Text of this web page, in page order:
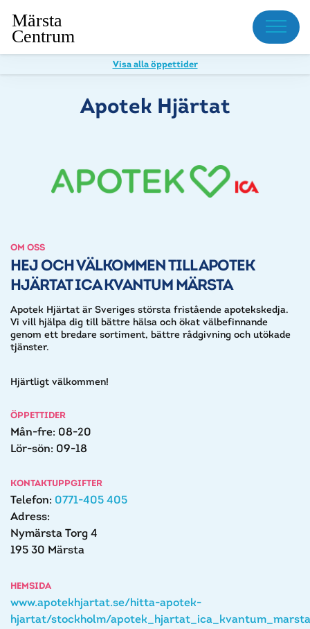
Meny
Visa alla öppettider
Apotek Hjärtat
OM OSS
HEJ OCH VÄLKOMMEN TILL APOTEK
HJÄRTAT ICA KVANTUM MÄRSTA
Apotek Hjärtat är Sveriges största fristående apotekskedja.
Vi vill hjälpa dig till bättre hälsa och ökat välbefinnande
genom ett bredare sortiment, bättre rådgivning och utökade
tjänster.
Hjärtligt välkommen!
ÖPPETTIDER
Mån-fre: 08-20
Lör-sön: 09-18
KONTAKTUPPGIFTER
Telefon: 0771-405 405
Adress:
Nymärsta Torg 4
195 30 Märsta
HEMSIDA
www.apotekhjartat.se/hitta-apotek-
hjartat/stockholm/